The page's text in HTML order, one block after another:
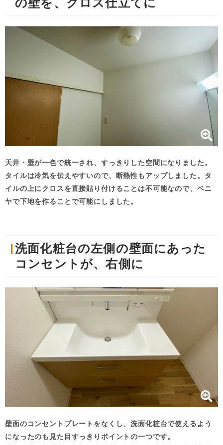
の壁を、クロス仕立てに
天井・壁が一色で統一され、すっきりした空間になりました。
タイルは冷気を伝えやすいので、断熱性もアップしました。タ
イルの上にクロスを直接貼り付けることは不可能なので、ベニ
ヤで下地を作ることで可能にしました。
洗面化粧台の左側の壁面にあった
コンセントが、右側に
壁面のコンセントプレートをなくし、洗面化粧台で使えるよう
になったのも見た目すっきりポイントの一つです。